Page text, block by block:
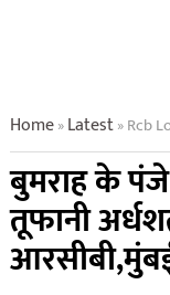
Home»Latest»Rcb Lost
बुमराह के
तूफानी